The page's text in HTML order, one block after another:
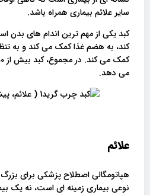
سایر علائم بیماری همراه باشد.
کبد یکی از مهم ترین اندام های
کند، به هضم غذا کمک می کند و به
می دهد.
علائم
هپاتومگالی اصطلاح پزشکی برای
نوعی بیماری زمینه ای است، نه یک